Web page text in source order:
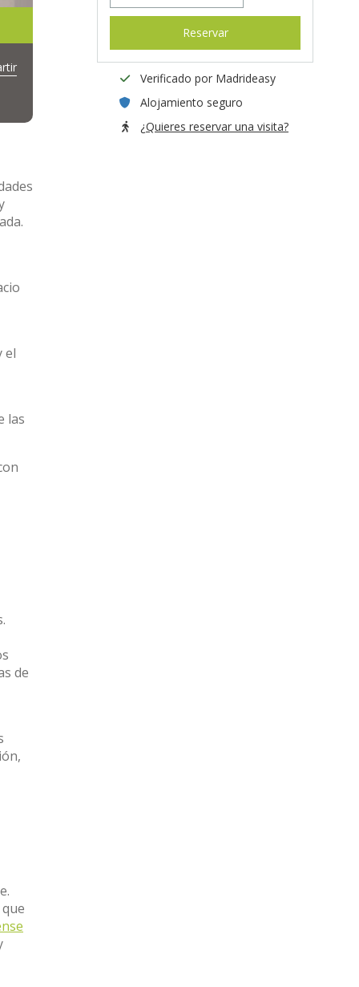
el
las
de
Reservar
Verificado por Madrideasy
Alojamiento seguro
¿Quieres reservar una visita?